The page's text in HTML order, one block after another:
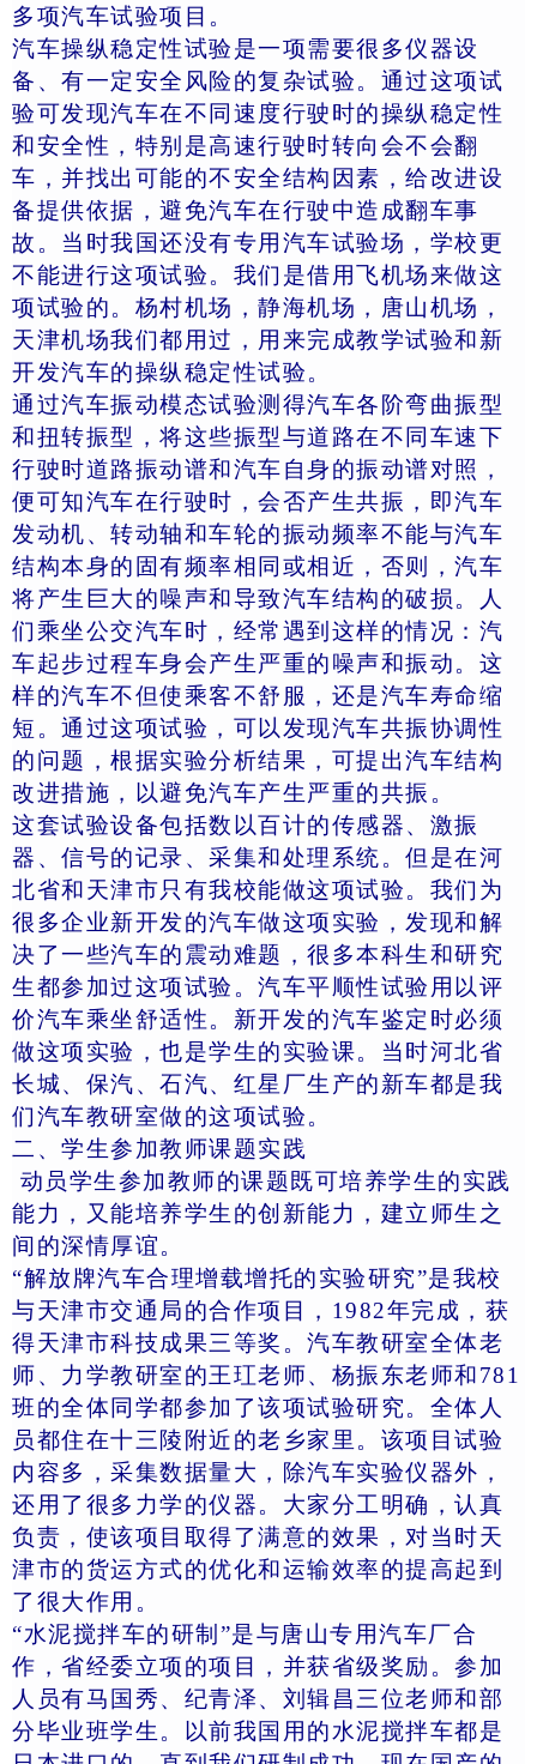
多项汽车试验项目。
汽车操纵稳定性试验是一项需要很多仪器设
备、有一定安全风险的复杂试验。通过这项试
验可发现汽车在不同速度行驶时的操纵稳定性
和安全性，特别是高速行驶时转向会不会翻
车，并找出可能的不安全结构因素，给改进设
备提供依据，避免汽车在行驶中造成翻车事
故。当时我国还没有专用汽车试验场，学校更
不能进行这项试验。我们是借用飞机场来做这
项试验的。杨村机场，静海机场，唐山机场，
天津机场我们都用过，用来完成教学试验和新
开发汽车的操纵稳定性试验。
通过汽车振动模态试验测得汽车各阶弯曲振型
和扭转振型，将这些振型与道路在不同车速下
行驶时道路振动谱和汽车自身的振动谱对照，
便可知汽车在行驶时，会否产生共振，即汽车
发动机、转动轴和车轮的振动频率不能与汽车
结构本身的固有频率相同或相近，否则，汽车
将产生巨大的噪声和导致汽车结构的破损。人
们乘坐公交汽车时，经常遇到这样的情况：汽
车起步过程车身会产生严重的噪声和振动。这
样的汽车不但使乘客不舒服，还是汽车寿命缩
短。通过这项试验，可以发现汽车共振协调性
的问题，根据实验分析结果，可提出汽车结构
改进措施，以避免汽车产生严重的共振。
这套试验设备包括数以百计的传感器、激振
器、信号的记录、采集和处理系统。但是在河
北省和天津市只有我校能做这项试验。我们为
很多企业新开发的汽车做这项实验，发现和解
决了一些汽车的震动难题，很多本科生和研究
生都参加过这项试验。汽车平顺性试验用以评
价汽车乘坐舒适性。新开发的汽车鉴定时必须
做这项实验，也是学生的实验课。当时河北省
长城、保汽、石汽、红星厂生产的新车都是我
们汽车教研室做的这项试验。
二、学生参加教师课题实践
动员学生参加教师的课题既可培养学生的实践
能力，又能培养学生的创新能力，建立师生之
间的深情厚谊。
“解放牌汽车合理增载增托的实验研究”是我校
与天津市交通局的合作项目，1982年完成，获
得天津市科技成果三等奖。汽车教研室全体老
师、力学教研室的王玒老师、杨振东老师和781
班的全体同学都参加了该项试验研究。全体人
员都住在十三陵附近的老乡家里。该项目试验
内容多，采集数据量大，除汽车实验仪器外，
还用了很多力学的仪器。大家分工明确，认真
负责，使该项目取得了满意的效果，对当时天
津市的货运方式的优化和运输效率的提高起到
了很大作用。
“水泥搅拌车的研制”是与唐山专用汽车厂合
作，省经委立项的项目，并获省级奖励。参加
人员有马国秀、纪青泽、刘辑昌三位老师和部
分毕业班学生。以前我国用的水泥搅拌车都是